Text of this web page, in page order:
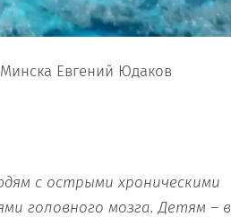
Евгений Юдаков
с острыми хроническими
головного мозга. Детям – в